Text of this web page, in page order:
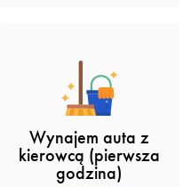
Wynajem auta z
kierowcą (pierwsza
godzina)